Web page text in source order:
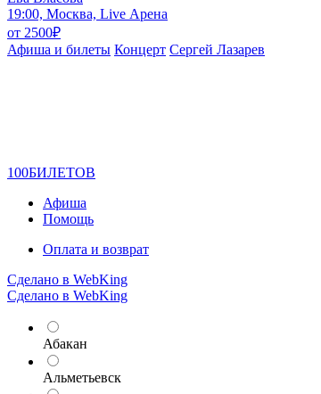
19:00, Москва, Live Арена
от 2500₽
Афиша и билеты Концерт Сергей Лазарев
100БИЛЕТОВ
Афиша
Помощь
Оплата и возврат
Сделано в WebKing
Сделано в WebKing
Абакан
Альметьевск